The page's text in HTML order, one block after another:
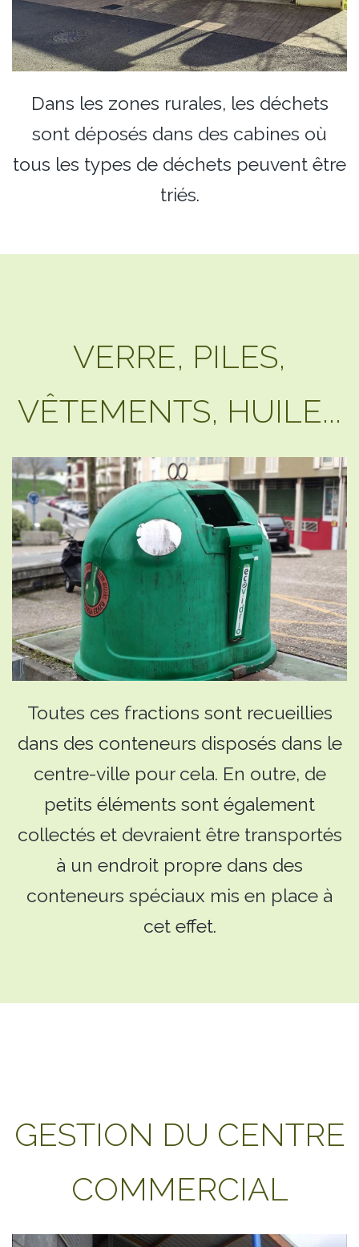
Dans les zones rurales, les déchets
sont déposés dans des cabines où
tous les types de déchets peuvent être
triés.
VERRE, PILES,
VÊTEMENTS, HUILE...
Toutes ces fractions sont recueillies
dans des conteneurs disposés dans le
centre-ville pour cela. En outre, de
petits éléments sont également
collectés et devraient être transportés
à un endroit propre dans des
conteneurs spéciaux mis en place à
cet effet.
GESTION DU CENTRE
COMMERCIAL